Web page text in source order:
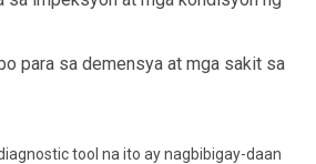
para sa demensya at mga sakit sa
tool na ito ay nagbibigay-daan